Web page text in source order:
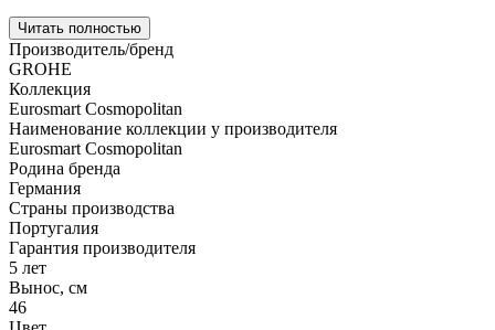
Читать полностью
Производитель/бренд
GROHE
Коллекция
Eurosmart Cosmopolitan
Наименование коллекции у производителя
Eurosmart Cosmopolitan
Родина бренда
Германия
Страны производства
Португалия
Гарантия производителя
5 лет
Вынос, см
46